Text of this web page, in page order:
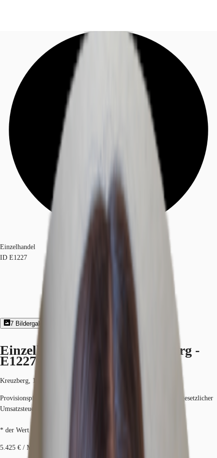
Investieren
Marktinformationen
Coworking
Ihre Ansprechpartner
Favoriten
Jetzt anrufen Kontaktieren Sie uns
Einzelhandel
ID E1227
7 Bildergalerie
Einzelhandel - Berlin, Kreuzberg -
E1227
Kreuzberg, 10969, Berlin, Berlin
Provisionspflichtig: bei Anmietung 3.6 Netto-Monatsmieten zzgl. gesetzlicher
Umsatzsteuer.*
* der Wert kann je nach Vertragslaufzeit variieren.
5.425 € / Monat